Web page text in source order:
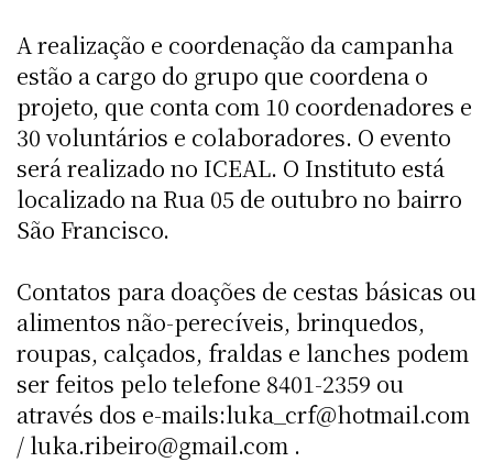
A realização e coordenação da campanha
estão a cargo do grupo que coordena o
projeto, que conta com 10 coordenadores e
30 voluntários e colaboradores. O evento
será realizado no ICEAL. O Instituto está
localizado na Rua 05 de outubro no bairro
São Francisco.
Contatos para doações de cestas básicas ou
alimentos não-perecíveis, brinquedos,
roupas, calçados, fraldas e lanches podem
ser feitos pelo telefone 8401-2359 ou
através dos e-mails:luka_crf@hotmail.com
/ luka.ribeiro@gmail.com .